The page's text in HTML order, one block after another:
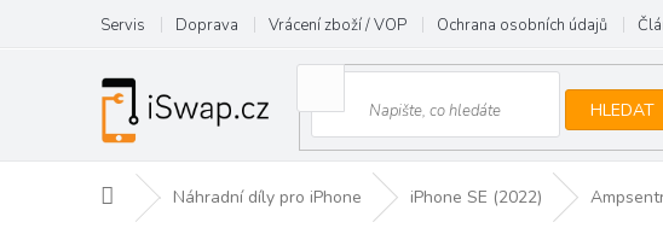
obsah
Servis Doprava Vrácení zboží / VOP Ochrana osobních údajů
HLEDAT
Domů Náhradní díly pro iPhone iPhone SE (2022)